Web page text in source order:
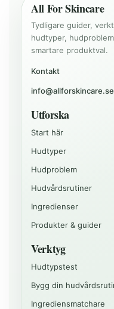
All For Skincare
Tydligare guider,
hudtyper,
smartare produktval.
Kontakt
info@allforskincare.se
Utforska
Start här
Hudtyper
Hudproblem
Hudvårdsrutiner
Ingredienser
Produkter & guider
Verktyg
Hudtypstest
Bygg din
Ingrediensmatchare